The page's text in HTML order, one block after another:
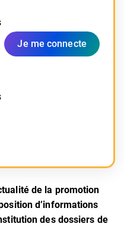
Je me connecte
de la promotion
d’informations
des dossiers de